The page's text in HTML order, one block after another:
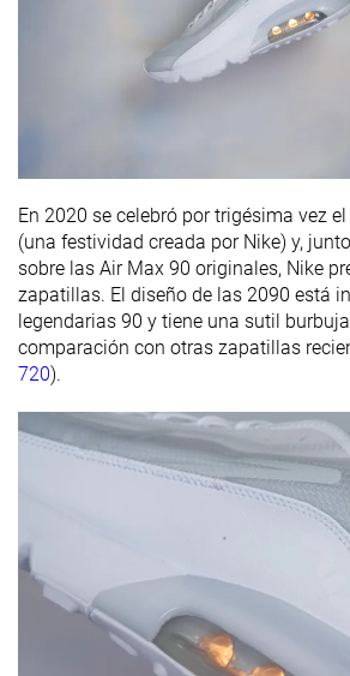
En 2020 se celebró por trigésima vez
(una festividad creada por Nike) y,
sobre las Air Max 90 originales, Nike
zapatillas. El diseño de las 2090 está
legendarias 90 y tiene una sutil
comparación con otras zapatillas
720).